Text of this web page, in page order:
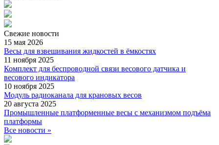
Свежие новости
15 мая 2026
Весы для взвешивания жидкостей в ёмкостях
11 ноября 2025
Комплект для беспроводной связи весового датчика и
весового индикатора
10 ноября 2025
Модуль радиоканала для крановых весов
20 августа 2025
Промышленные платформенные весы с механизмом подъёма
платформы
Все новости »